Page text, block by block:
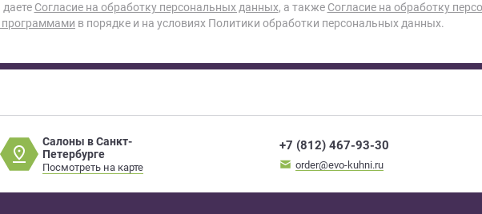
Согласие на обработку персональных данных, а также Согласие на обработку
программами в порядке и на условиях Политики обработки персональных данных.
Салоны в Санкт-
Петербурге
Посмотреть на карте
+7 (812) 467-93-30
order@evo-kuhni.ru